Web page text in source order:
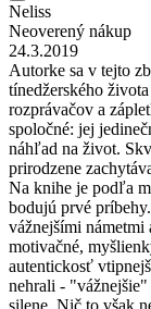
Neliss
Neoverený nákup
24.3.2019
Autorke sa v tejto
tínedžerského
rozprávačov a
spoločné: jej
náhľad na život.
prirodzene
Na knihe je podľa
bodujú prvé
vážnejšími
motivačné,
autentickosť
nehrali -
silene. Nič to však